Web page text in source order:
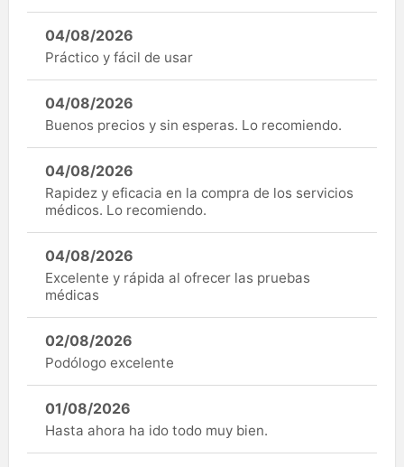
04/08/2026
Práctico y fácil de usar
04/08/2026
Buenos precios y sin esperas. Lo recomiendo.
04/08/2026
Rapidez y eficacia en la compra de los servicios
médicos. Lo recomiendo.
04/08/2026
Excelente y rápida al ofrecer las pruebas
médicas
02/08/2026
Podólogo excelente
01/08/2026
Hasta ahora ha ido todo muy bien.